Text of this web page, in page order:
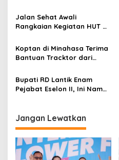
p
o
s
Jalan Sehat Awali
Rangkaian Kegiatan HUT RI
Koptan di Minahasa Terima
Bantuan Tracktor dari
Ketahanan Pangan
Bupati RD Lantik Enam
Pejabat Eselon II, Ini Nama-
Jangan Lewatkan